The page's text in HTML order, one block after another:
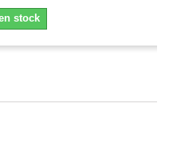
stock